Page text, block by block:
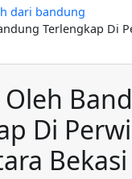
dari bandung
Terlengkap Di
Oleh
Di
Bekasi